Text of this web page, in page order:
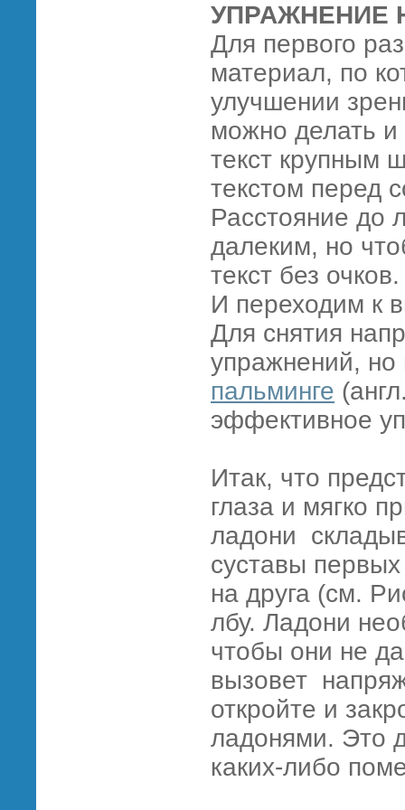
УПРАЖНЕНИЕ
Для первого
материал, по
улучшении
можно делать и
текст крупным
текстом перед
Расстояние до
далеким, но
текст без очков.
И переходим к
Для снятия
упражнений,
пальминге
эффективное
Итак, что
глаза и мягко
ладони
суставы
на друга (см.
лбу. Ладони
чтобы они не
вызовет
откройте и
ладонями. Это
каких-либо